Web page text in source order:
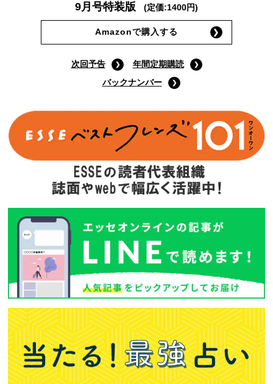
9月号特装版 (定価:1400円)
Amazonで購入する
次回予告
年間定期購読
バックナンバー